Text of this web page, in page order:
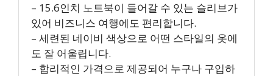
– 15.6인치 노트북이 들어갈 수 있는 슬리브가
있어 비즈니스 여행에도 편리합니다.
– 세련된 네이비 색상으로 어떤 스타일의 옷에
도 잘 어울립니다.
– 합리적인 가격으로 제공되어 누구나 구입하